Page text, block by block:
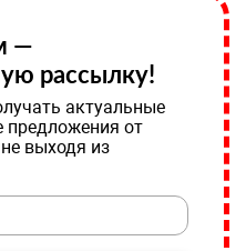
—
рассылку!
актуальные
предложения от
выходя из